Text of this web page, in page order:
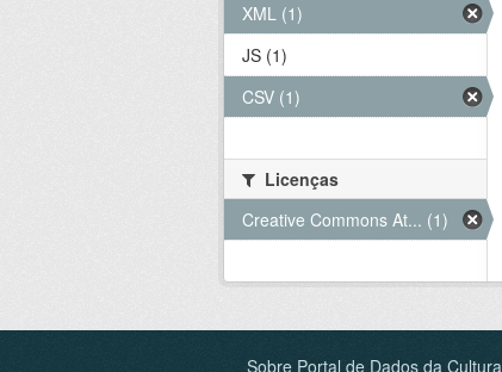
XML (1)
JS (1)
CSV (1)
Licenças
Creative Commons At... (1)
Sobre Portal de Dados da Cultura